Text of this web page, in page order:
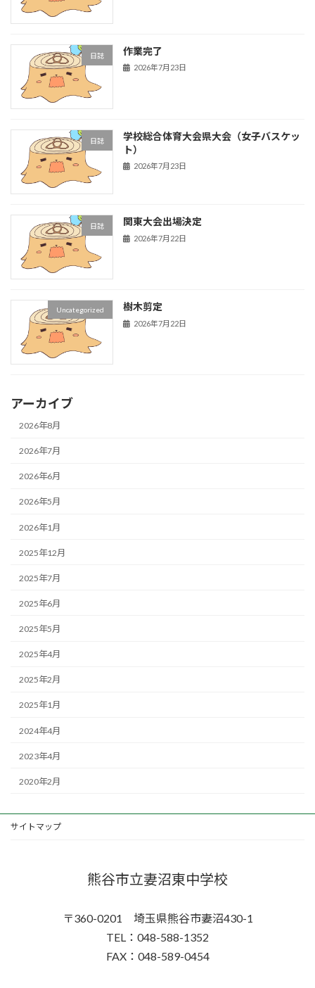
日誌 作業完了
2026年7月23日
日誌
学校総合体育大会県大会（女子バスケッ
ト）
2026年7月23日
日誌 関東大会出場決定
2026年7月22日
Uncategorized 樹木剪定
2026年7月22日
アーカイブ
2026年8月
2026年7月
2026年6月
2026年5月
2026年1月
2025年12月
2025年7月
2025年6月
2025年5月
2025年4月
2025年2月
2025年1月
2024年4月
2023年4月
2020年2月
サイトマップ
熊谷市立妻沼東中学校
〒360-0201 埼玉県熊谷市妻沼430-1
TEL：048-588-1352
FAX：048-589-0454